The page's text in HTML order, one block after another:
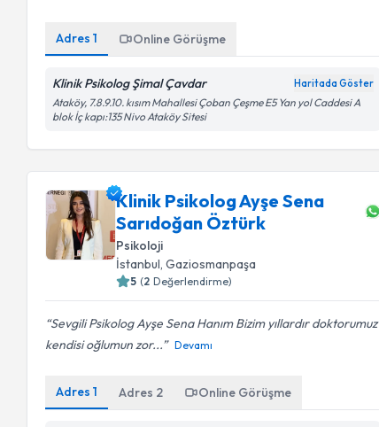
Adres1 Online Görüşme
Klinik Psikolog Şimal Çavdar Haritada Göster
Ataköy, 7.8.9.10. kısım Mahallesi Çoban Çeşme E5 Yan yol Caddesi A
blok İç kapı:135 Nivo Ataköy Sitesi
Klinik Psikolog Ayşe Sena
Sarıdoğan Öztürk
Psikoloji
İstanbul , Gaziosmanpaşa
5 (2 Değerlendirme)
Sevgili Psikolog Ayşe Sena Hanım Bizim yıllardır doktorumuz
kendisi oğlumun zor...
Devamı
Adres1 Adres 2 Online Görüşme